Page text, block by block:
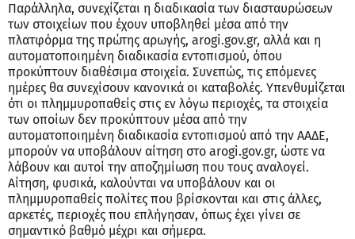
Παράλληλα, συνεχίζεται η διαδικασία των διασταυρώσεων
των στοιχείων που έχουν υποβληθεί μέσα από την
πλατφόρμα της πρώτης αρωγής, arogi.gov.gr, αλλά και η
αυτοματοποιημένη διαδικασία εντοπισμού, όπου
προκύπτουν διαθέσιμα στοιχεία. Συνεπώς, τις επόμενες
ημέρες θα συνεχίσουν κανονικά οι καταβολές. Υπενθυμίζεται
ότι οι πλημμυροπαθείς στις εν λόγω περιοχές, τα στοιχεία
των οποίων δεν προκύπτουν μέσα από την
αυτοματοποιημένη διαδικασία εντοπισμού από την ΑΑΔΕ,
μπορούν να υποβάλουν αίτηση στο arogi.gov.gr, ώστε να
λάβουν και αυτοί την αποζημίωση που τους αναλογεί.
Αίτηση, φυσικά, καλούνται να υποβάλουν και οι
πλημμυροπαθείς πολίτες που βρίσκονται και στις άλλες,
αρκετές, περιοχές που επλήγησαν, όπως έχει γίνει σε
σημαντικό βαθμό μέχρι και σήμερα.